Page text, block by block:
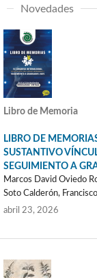
Novedades
Libro de Memoria
LIBRO DE
SUSTANTIVO
SEGUIMIENTO A
Marcos David Oviedo
Soto Calderón,
abril 23, 2026